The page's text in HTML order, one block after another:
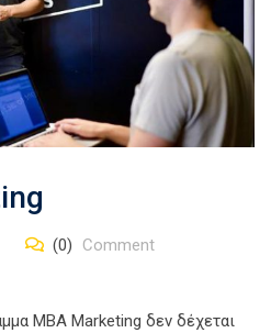
(0) Comment
MBA Marketing δεν δέχεται